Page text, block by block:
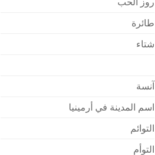
روز الحب
طائرة
شتاء
آنسة
اسم المدينة في أرمينيا
التوائم
التوأم